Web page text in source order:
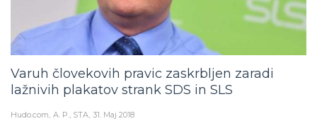
Varuh človekovih pravic zaskrbljen zaradi
lažnivih plakatov strank SDS in SLS
Hudo.com A. P., STA 31. Maj 2018